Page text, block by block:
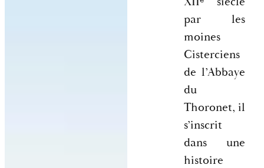
par les
moines
Cisterciens
de l’Abbaye
du
Thoronet, il
s’inscrit
dans une
histoire